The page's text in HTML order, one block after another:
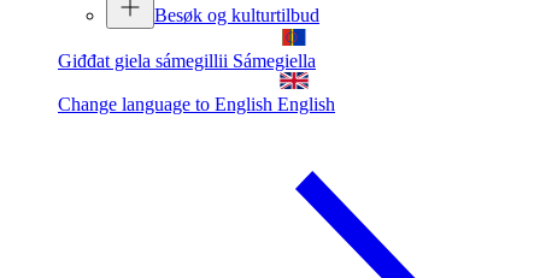
Besøk og kulturtilbud
Giđđat giela sámegillii Sámegiella
Change language to English English